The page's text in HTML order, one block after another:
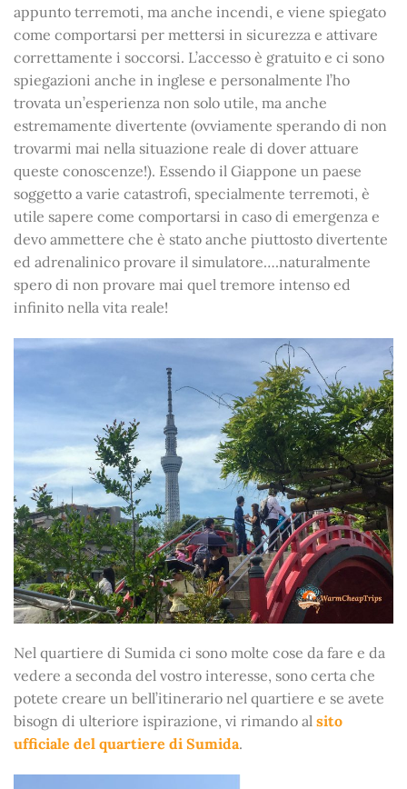
appunto terremoti, ma anche incendi, e viene spiegato
come comportarsi per mettersi in sicurezza e attivare
correttamente i soccorsi. L’accesso è gratuito e ci sono
spiegazioni anche in inglese e personalmente l’ho
trovata un’esperienza non solo utile, ma anche
estremamente divertente (ovviamente sperando di non
trovarmi mai nella situazione reale di dover attuare
queste conoscenze!). Essendo il Giappone un paese
soggetto a varie catastrofi, specialmente terremoti, è
utile sapere come comportarsi in caso di emergenza e
devo ammettere che è stato anche piuttosto divertente
ed adrenalinico provare il simulatore….naturalmente
spero di non provare mai quel tremore intenso ed
infinito nella vita reale!
Nel quartiere di Sumida ci sono molte cose da fare e da
vedere a seconda del vostro interesse, sono certa che
potete creare un bell’itinerario nel quartiere e se avete
bisogn di ulteriore ispirazione, vi rimando al sito
ufficiale del quartiere di Sumida.